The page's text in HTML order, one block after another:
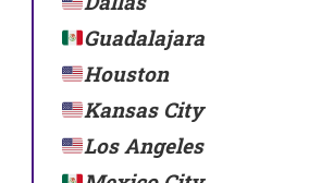
Guadalajara
Houston
Kansas City
Los Angeles